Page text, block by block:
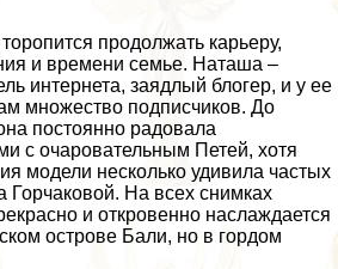
продолжать карьеру,
и времени семье. Наташа –
интернета, заядлый блогер, и у ее
множество подписчиков. До
постоянно радовала
с очаровательным Петей, хотя
модели несколько удивила частых
Горчаковой. На всех снимках
и откровенно наслаждается
острове Бали, но в гордом